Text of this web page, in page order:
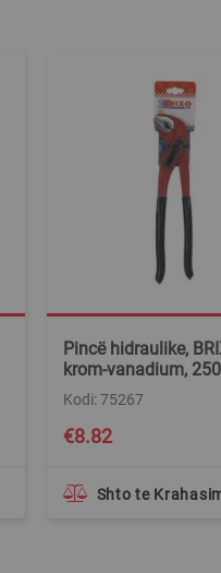
Pincë hidraulike,
krom-vanadium,
€8.82
Kodi: 75267
Shto te